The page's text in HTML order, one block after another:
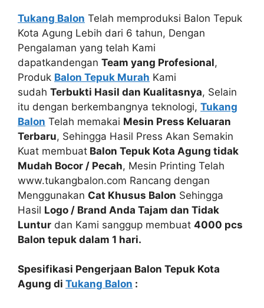
Tukang Balon Telah memproduksi Balon Tepuk
Kota Agung Lebih dari 6 tahun, Dengan
Pengalaman yang telah Kami
dapatkandengan Team yang Profesional,
Produk Balon Tepuk Murah Kami
sudah Terbukti Hasil dan Kualitasnya, Selain
itu dengan berkembangnya teknologi, Tukang
Balon Telah memakai Mesin Press Keluaran
Terbaru, Sehingga Hasil Press Akan Semakin
Kuat membuat Balon Tepuk Kota Agung tidak
Mudah Bocor / Pecah, Mesin Printing Telah
www.tukangbalon.com Rancang dengan
Menggunakan Cat Khusus Balon Sehingga
Hasil Logo / Brand Anda Tajam dan Tidak
Luntur dan Kami sanggup membuat 4000 pcs
Balon tepuk dalam 1 hari.
Spesifikasi Pengerjaan Balon Tepuk Kota
Agung di Tukang Balon :